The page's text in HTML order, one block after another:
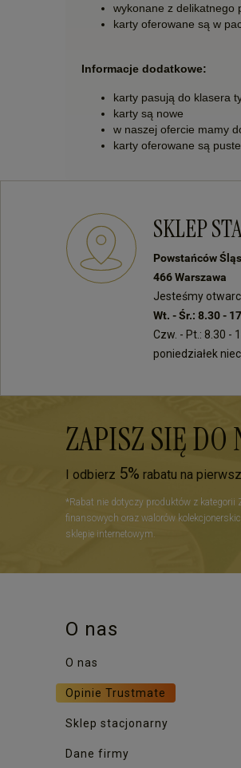
wykonane z delikatnego
karty oferowane są w
Informacje dodatkowe:
karty pasują do klasera
karty są nowe
w naszej ofercie mamy
karty oferowane są
SKLEP
Powstańców
466 Warszawa
Jesteśmy
Wt. - Śr.: 8.30 -
Czw. - Pt.: 8.30 -
poniedziałek
ZAPISZ SIĘ DO
I odbierz 5% rabatu na
*Rabat nie dotyczy produktów z kategorii
finansowych oraz walorów
sklepie internetowym.
O nas
O nas
Opinie Trustmate
Sklep stacjonarny
Dane firmy